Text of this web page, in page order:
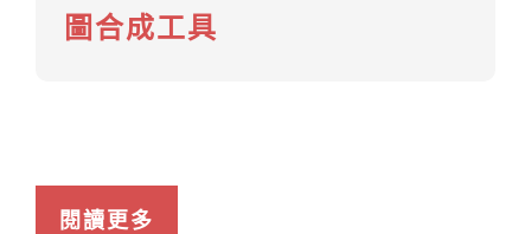
圖合成工具
閱讀更多